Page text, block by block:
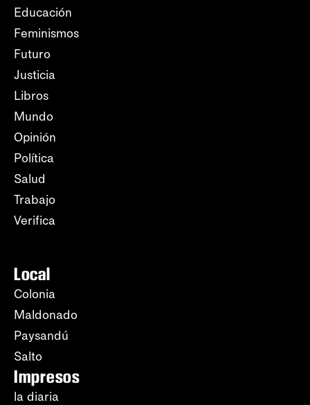
Educación
Feminismos
Futuro
Justicia
Libros
Mundo
Opinión
Política
Salud
Trabajo
Verifica
Local
Colonia
Maldonado
Paysandú
Salto
Impresos
la diaria